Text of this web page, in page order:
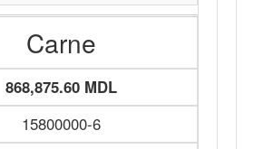
Carne
868,875.60 MDL
15800000-6